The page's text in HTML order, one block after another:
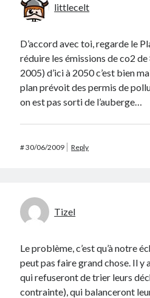
littlecelt
D’accord avec toi, regarde le
réduire les émissions de co2
2005) d’ici à 2050 c’est bien
plan prévoit des permis de
on est pas sorti de l’auberge…
#30/06/2009 Reply
Tizel
Le problème, c’est qu’à notre
peut pas faire grand chose. Il y
qui refuseront de trier leurs
contrainte), qui balanceront